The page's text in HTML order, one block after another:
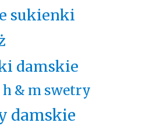
sukienki
damskie
h & m swetry
damskie